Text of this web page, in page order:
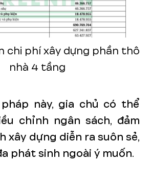
chi phí xây dựng phần thô
nhà 4 tầng
này, gia chủ có thể
chỉnh ngân sách, đảm
xây dựng diễn ra suôn sẻ,
phát sinh ngoài ý muốn.